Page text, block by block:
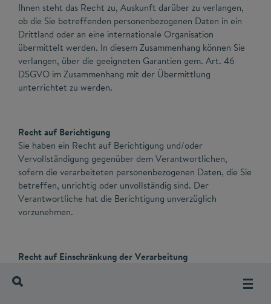
Ihnen steht das Recht zu, Auskunft darüber zu verlangen,
ob die Sie betreffenden personenbezogenen Daten in ein
Drittland oder an eine internationale Organisation
übermittelt werden. In diesem Zusammenhang können Sie
verlangen, über die geeigneten Garantien gem. Art. 46
DSGVO im Zusammenhang mit der Übermittlung
unterrichtet zu werden.
Recht auf Berichtigung
Sie haben ein Recht auf Berichtigung und/oder
Vervollständigung gegenüber dem Verantwortlichen,
sofern die verarbeiteten personenbezogenen Daten, die Sie
betreffen, unrichtig oder unvollständig sind. Der
Verantwortliche hat die Berichtigung unverzüglich
vorzunehmen.
Recht auf Einschränkung der Verarbeitung
Einschränkung der Verarbeitung der Sie betreffenden